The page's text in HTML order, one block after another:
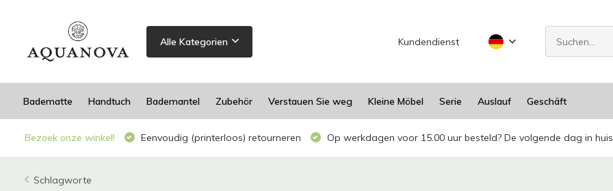
Alle Kategorien Kundendienst
Badematte Handtuch Bademantel Zubehör Verstauen Sie weg Kleine Möbel Serie Auslauf Geschäft
Bezoek onze winkel! Eenvoudig (printerloos) retourneren Op werkdagen voor 15.00 uur besteld? De volgende dag in
Schlagworte